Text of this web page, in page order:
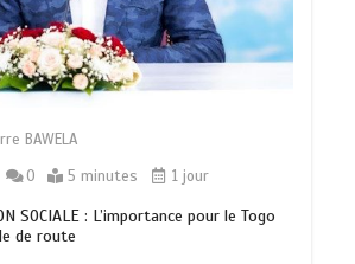
BAWELA
0 5 minutes 1 jour
SOCIALE : L’importance pour le Togo
de route